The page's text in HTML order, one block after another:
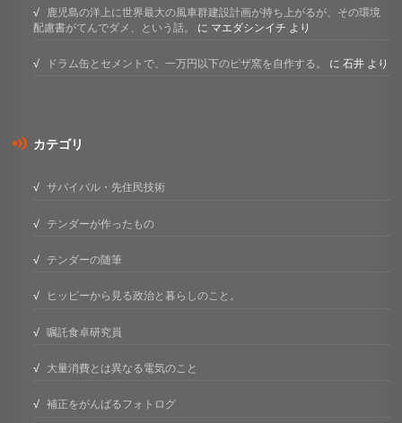
鹿児島の洋上に世界最大の風車群建設計画が持ち上がるが、その環境
配慮書がてんでダメ、という話。
に マエダシンイチ より
ドラム缶とセメントで、一万円以下のピザ窯を自作する。 に石井 より
カテゴリ
サバイバル・先住民技術
テンダーが作ったもの
テンダーの随筆
ヒッピーから見る政治と暮らしのこと。
嘱託食卓研究員
大量消費とは異なる電気のこと
補正をがんばるフォトログ